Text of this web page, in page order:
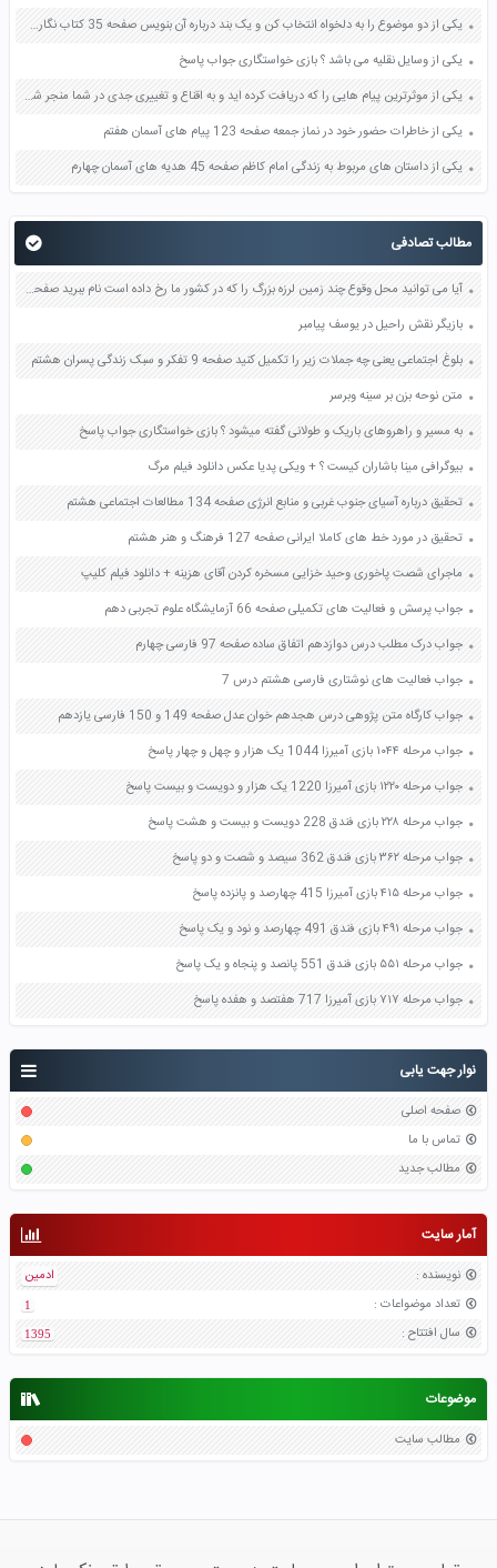
نوار جهت یابی
صفحه اصلی
تماس با ما
مطالب جدید
آمار سایت
نویسنده :
ادمین
تعداد موضواعات :
1
سال افتتاح :
1395
موضوعات
مطالب سایت
یکی از دو موضوع را به دلخواه انتخاب کن و یک بند درباره آن بنویس صفحه 35 کتاب نگارش فارسی سوم
یکی از وسایل نقلیه می باشد ؟ بازی خواستگاری جواب پاسخ
یکی از موثرترین پیام هایی را که دریافت کرده اید و به اقناع و تغییری جدی در شما منجر شده است برسی کنید و علت این تاثیر گذاری قابل توجه را بنویسید صفحه 52 تفکر و سواد رسانه ای دهم
یکی از خاطرات حضور خود در نماز جمعه صفحه 123 پیام های آسمان هفتم
یکی از داستان های مربوط به زندگی امام کاظم صفحه 45 هدیه های آسمان چهارم
مطالب تصادفی
آیا می توانید محل وقوع چند زمین لرزه بزرگ را که در کشور ما رخ داده است نام ببرید صفحه 89 آمادگی دفاعی نهم
بازیگر نقش راحیل در یوسف پیامبر
بلوغ اجتماعی یعنی چه جملات زیر را تکمیل کنید صفحه 9 تفکر و سبک زندگی پسران هشتم
متن نوحه بزن بر سينه وبرسر
به مسیر و راهروهای باریک و طولانی گفته میشود ؟ بازی خواستگاری جواب پاسخ
بیوگرافی مینا باشاران کیست ؟ + ویکی پدیا عکس دانلود فیلم مرگ
تحقیق درباره آسیای جنوب غربی و منابع انرژی صفحه 134 مطالعات اجتماعی هشتم
تحقیق در مورد خط های کاملا ایرانی صفحه 127 فرهنگ و هنر هشتم
ماجرای شصت پاخوری وحید خزایی مسخره کردن آقای هزینه + دانلود فیلم کلیپ
جواب پرسش و فعالیت های تکمیلی صفحه 66 آزمایشگاه علوم تجربی دهم
جواب درک مطلب درس دوازدهم اتفاق ساده صفحه 97 فارسی چهارم
جواب فعالیت های نوشتاری فارسی هشتم درس 7
جواب کارگاه متن پژوهی درس هجدهم خوان عدل صفحه 149 و 150 فارسی یازدهم
جواب مرحله ۱۰۴۴ بازی آمیرزا 1044 یک هزار و چهل و چهار پاسخ
جواب مرحله ۱۲۲۰ بازی آمیرزا 1220 یک هزار و دویست و بیست پاسخ
جواب مرحله ۲۲۸ بازی فندق 228 دویست و بیست و هشت پاسخ
جواب مرحله ۳۶۲ بازی فندق 362 سیصد و شصت و دو پاسخ
جواب مرحله ۴۱۵ بازی آمیرزا 415 چهارصد و پانزده پاسخ
جواب مرحله ۴۹۱ بازی فندق 491 چهارصد و نود و یک پاسخ
جواب مرحله ۵۵۱ بازی فندق 551 پانصد و پنجاه و یک پاسخ
جواب مرحله ۷۱۷ بازی آمیرزا 717 هفتصد و هفده پاسخ